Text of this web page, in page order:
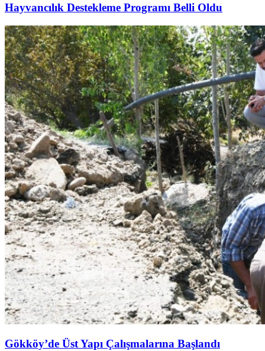
Hayvancılık Destekleme Programı Belli Oldu
Gökköy’de Üst Yapı Çalışmalarına Başlandı